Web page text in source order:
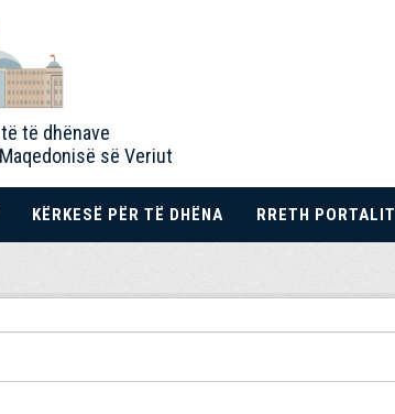
të dhënave
së Veriut
KËRKESË PËR TË DHËNA RRETH PORTALIT